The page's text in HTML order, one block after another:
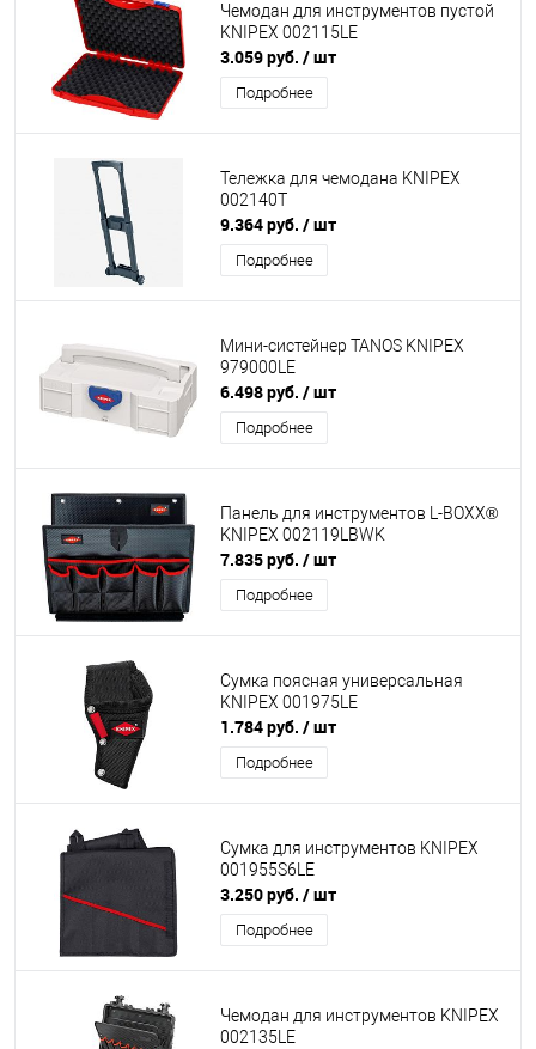
Чемодан для инструментов пустой
KNIPEX 002115LE
3.059 руб. / шт
Подробнее
Тележка для чемодана KNIPEX
002140T
9.364 руб. / шт
Подробнее
Мини-систейнер TANOS KNIPEX
979000LE
6.498 руб. / шт
Подробнее
Панель для инструментов L-BOXX®
KNIPEX 002119LBWK
7.835 руб. / шт
Подробнее
Сумка поясная универсальная
KNIPEX 001975LE
1.784 руб. / шт
Подробнее
Сумка для инструментов KNIPEX
001955S6LE
3.250 руб. / шт
Подробнее
Чемодан для инструментов KNIPEX
002135LE